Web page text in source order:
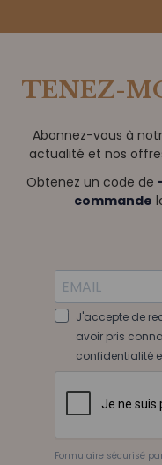
TENEZ-
Abonnez-vous à
actualité et nos
Obtenez un code de
commande
J'accepte de
avoir pris
confidentialité
Formulaire sécurisé par